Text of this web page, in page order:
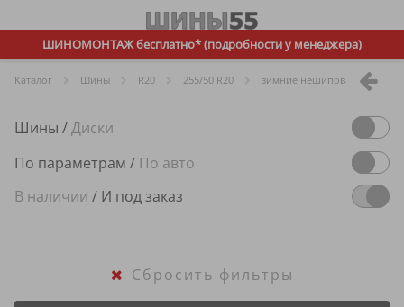
ШИНОМОНТАЖ бесплатно* (подробности у менеджера)
Каталог Шины R20 255/50 R20 зимние нешипованные
Шины /Диски
По параметрам / По авто
В наличии / И под заказ
Сбросить фильтры